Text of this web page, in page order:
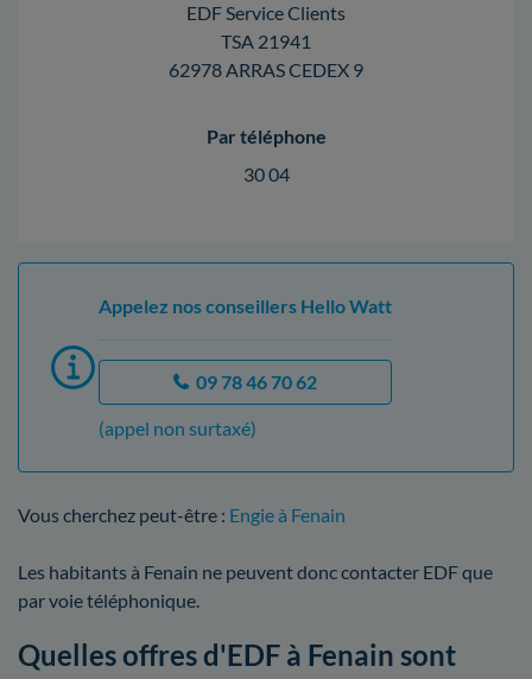
EDF Service Clients
TSA 21941
62978 ARRAS CEDEX 9
Par téléphone
30 04
Appelez nos conseillers Hello Watt
09 78 46 70 62
(appel non surtaxé)
Vous cherchez peut-être : Engie à Fenain
Les habitants à Fenain ne peuvent donc contacter EDF que
par voie téléphonique.
Quelles offres d'EDF à Fenain sont